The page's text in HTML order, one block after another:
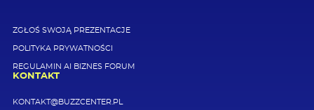
ZGŁOŚ SWOJĄ PREZENTACJE
POLITYKA PRYWATNOŚCI
REGULAMIN AI BIZNES FORUM
KONTAKT
KONTAKT@BUZZCENTER.PL